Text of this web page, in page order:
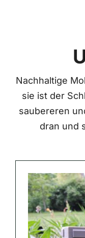
Nachhaltige
sie ist der
saubereren
dran und